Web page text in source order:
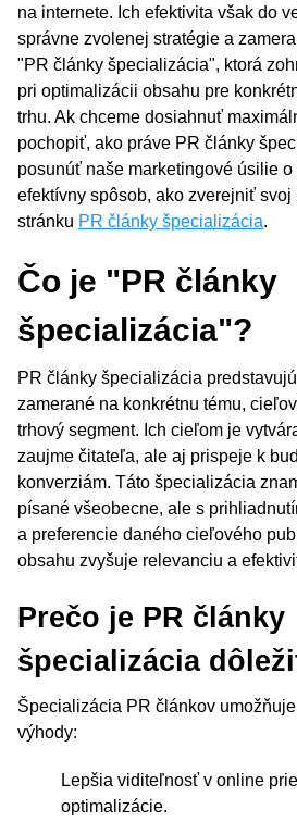
na internete. Ich efektivita však do
správne zvolenej stratégie a
"PR články špecializácia", ktorá
pri optimalizácii obsahu pre
trhu. Ak chceme dosiahnuť
pochopiť, ako práve PR články
posunúť naše marketingové úsilie
efektívny spôsob, ako zverejniť
stránku PR články špecializácia.
Čo je "PR články
špecializácia"?
PR články špecializácia
zamerané na konkrétnu tému,
trhový segment. Ich cieľom je
zaujme čitateľa, ale aj prispeje k
konverziám. Táto špecializácia
písané všeobecne, ale s
a preferencie daného cieľového
obsahu zvyšuje relevanciu a
Prečo je PR články
špecializácia
Špecializácia PR článkov
výhody:
Lepšia viditeľnosť v online
optimalizácie.